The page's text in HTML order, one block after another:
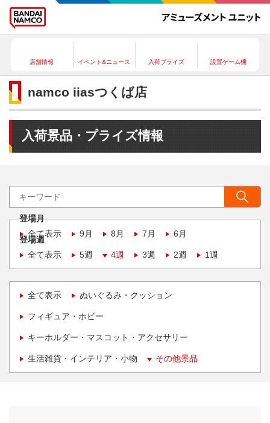
店舗情報 イベント&ニュース 入荷プライズ 設置ゲーム機
namco iiasつくば店
入荷景品・プライズ情報
登場月
全て表示
9月 8月 7月 6月
登場週
全て表示
5週 4週 3週 2週 1週
全て表示 ぬいぐるみ・クッション
フィギュア・ホビー
キーホルダー・マスコット・アクセサリー
生活雑貨・インテリア・小物 その他景品